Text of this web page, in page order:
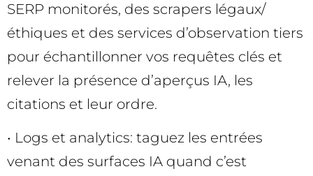
SERP monitorés, des scrapers légaux/
éthiques et des services d’observation tiers
pour échantillonner vos requêtes clés et
relever la présence d’aperçus IA, les
citations et leur ordre.
• Logs et analytics: taguez les entrées
venant des surfaces IA quand c’est